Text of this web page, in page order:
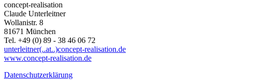
concept-realisation
Claude Unterleitner
Wollanistr. 8
81671 München
Tel. +49 (0) 89 - 38 46 06 72
unterleitner(..at..)concept-realisation.de
www.concept-realisation.de
Datenschutzerklärung